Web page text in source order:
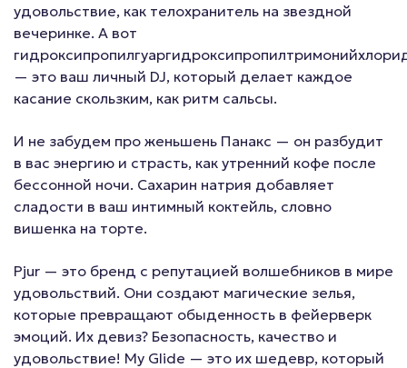
удовольствие, как телохранитель на звездной
вечеринке. А вот
— это ваш личный DJ, который делает каждое
касание скользким, как ритм сальсы.
И не забудем про женьшень Панакс — он разбудит
в вас энергию и страсть, как утренний кофе после
бессонной ночи. Сахарин натрия добавляет
сладости в ваш интимный коктейль, словно
вишенка на торте.
Pjur — это бренд с репутацией волшебников в мире
удовольствий. Они создают магические зелья,
которые превращают обыденность в фейерверк
эмоций. Их девиз? Безопасность, качество и
удовольствие! My Glide — это их шедевр, который